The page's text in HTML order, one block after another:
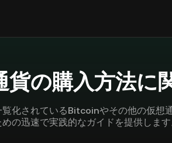
貨の購入方法に
覧化されているBitcoinやその他の仮想
の迅速で実践的なガイドを提供します